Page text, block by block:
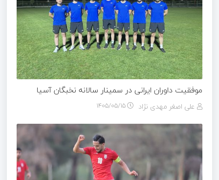
موفقیت داوران ایرانی در سمینار سالانه نخبگان آسیا
علی اصغر مهدی نژاد ۱۴۰۵/۰۵/۱۵